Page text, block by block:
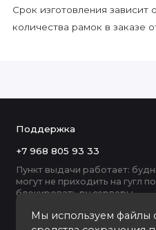
Срок изготовления зависит
количества рамок в заказе
Мы используем файлы
Поддержка
+7 968 805 93 33
Пункт выдачи работает:
могут не приходить на гугл
блокировать ру серверы